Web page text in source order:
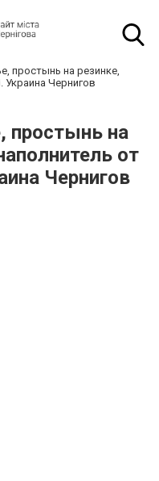
простынь на резинке,
Украина Чернигов
простынь на
от
Чернигов